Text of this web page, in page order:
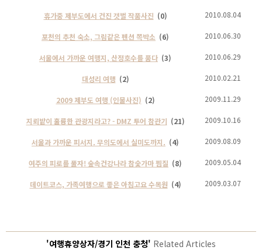
휴가중 제부도에서 건진 갯벌 작품사진 (0) 2010.08.04
포천의 추천 숙소, 그림같은 펜션 쪽박소 (6) 2010.06.30
서울에서 가까운 여행지, 산정호수를 품다 (3) 2010.06.29
대성리 여행 (2) 2010.02.21
2009 제부도 여행 (인물사진) (2) 2009.11.29
지뢰밭이 훌륭한 관광지라고? - DMZ 투어 참관기 (21) 2009.10.16
서울과 가까운 피서지. 무의도에서 실미도까지. (4) 2009.08.09
여주의 피로를 풀자! 숲속건강나라 참숯가마 찜질 (8) 2009.05.04
데이트코스, 가족여행으로 좋은 아침고요 수목원 (4) 2009.03.07
'여행휴양상자/경기 인천 충청' Related Articles